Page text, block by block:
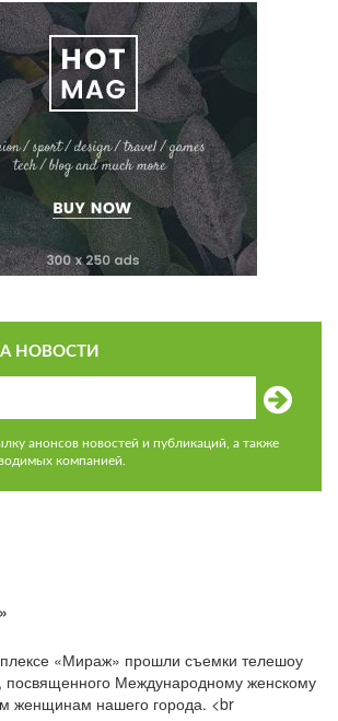
НОВОСТИ
анонсов новостей и публикаций, а также
компанией.
«Мираж» прошли съемки телешоу
посвященного Международному женскому
женщинам нашего города. <br